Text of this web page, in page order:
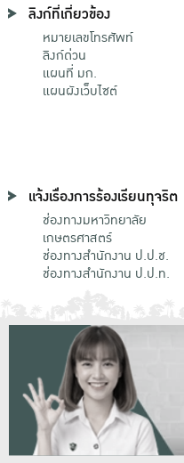
ลิงก์ที่เกี่ยวข้อง
หมายเลขโทรศัพท์
ลิงก์ด่วน
แผนที่ มก.
แผนผังเว็บไซต์
แจ้งเรื่องการร้องเรียนทุจริต
ช่องทางมหาวิทยาลัย
เกษตรศาสตร์
ช่องทางสำนักงาน ป.ป.ช.
ช่องทางสำนักงาน ป.ป.ท.